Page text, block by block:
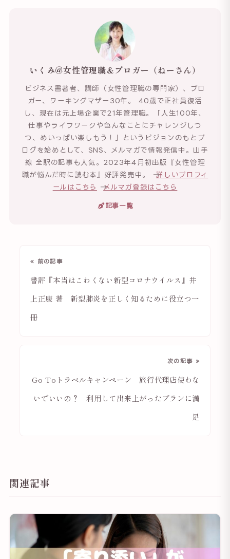
いくみ@女性管理職＆ブロガー（ねーさん）
ビジネス書著者、講師（女性管理職の専門家）、ブロ
ガー、ワーキングマザー30年。 40歳で正社員復活
し、現在は元上場企業で21年管理職。「人生100年、
仕事やライフワークや色んなことにチャレンジしつ
つ、めいっぱい楽しもう！」というビジョンのもとブ
ログを始めとして、SNS、メルマガで情報発信中。山手
線 全駅の記事も人気。2023年4月初出版『女性管理
職が悩んだ時に読む本』好評発売中。 →詳しいプロフィ
ールはこちら
→メルマガ登録はこちら
記事一覧
« 前の記事
書評『本当はこわくない新型コロナウイルス』井
上正康 著 新型肺炎を正しく知るために役立つ一
冊
次の記事 »
Go Toトラベルキャンペーン 旅行代理店使わな
いでいいの？ 利用して出来上がったプランに満
足
関連記事